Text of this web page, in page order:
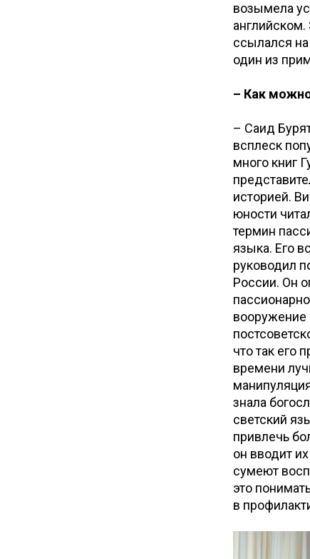
возымела
ссылался
один из
– Как
– Саид
всплеск
много книг
историей.
юности
термин
языка. Его
руководил
России. Он
вооружение
что так его
времени
знала
светский
привлечь
он вводит
сумеют
это
в